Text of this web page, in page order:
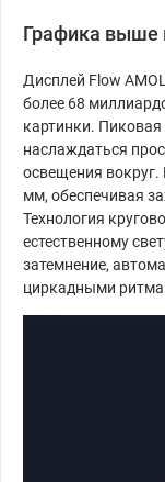
Графика выше
Дисплей Flow
более 68
картинки.
наслаждаться
освещения
мм, обеспечивая
Технология
естественному
затемнение,
циркадными